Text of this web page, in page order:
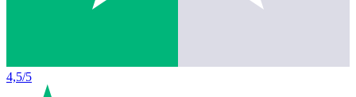
4,5/5